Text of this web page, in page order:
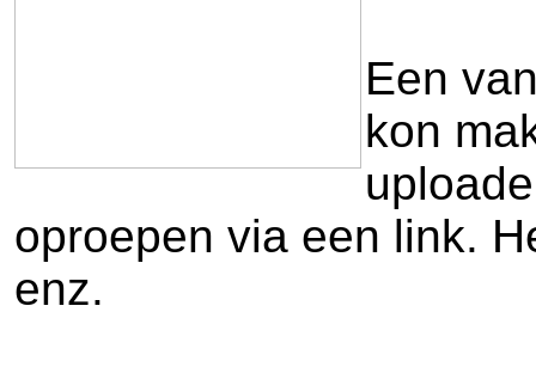
Een
kon
oproepen via een link.
enz.